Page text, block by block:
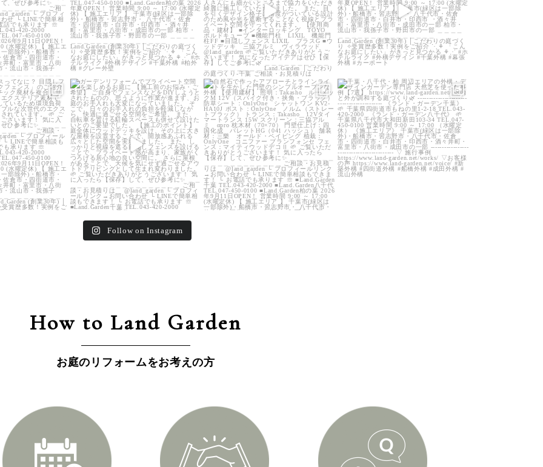
0
land_garden
32 0
land_garden
24 0
land_garden
40 0
Follow on Instagram
How to Land Garden
お庭のリフォームをお考えの方